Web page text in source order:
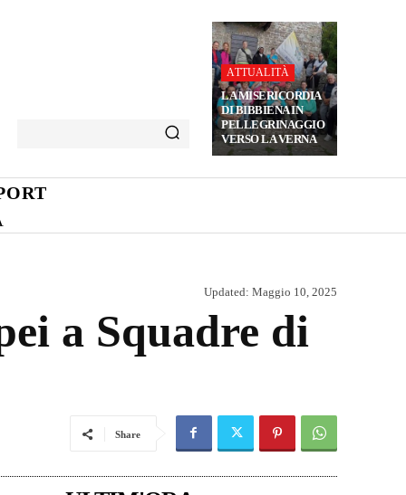
ATTUALITÀ
LA MISERICORDIA
DI BIBBIENA IN
PELLEGRINAGGIO
VERSO LA VERNA
Updated: Maggio 10, 2025
a Squadre di
Share